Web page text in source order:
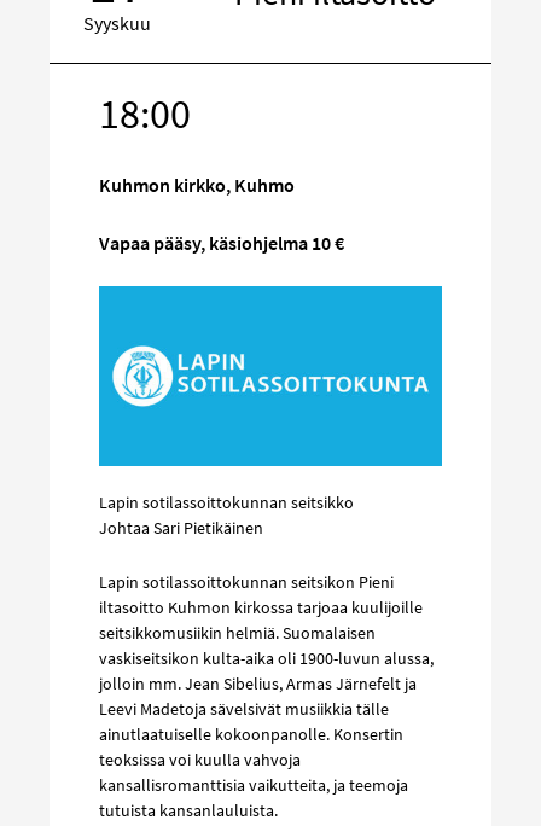
Syyskuu
18:00
Kuhmon kirkko, Kuhmo
Vapaa pääsy, käsiohjelma 10 €
Lapin sotilassoittokunnan seitsikko
Johtaa Sari Pietikäinen
Lapin sotilassoittokunnan seitsikon Pieni
iltasoitto Kuhmon kirkossa tarjoaa kuulijoille
seitsikkomusiikin helmiä. Suomalaisen
vaskiseitsikon kulta-aika oli 1900-luvun alussa,
jolloin mm. Jean Sibelius, Armas Järnefelt ja
Leevi Madetoja sävelsivät musiikkia tälle
ainutlaatuiselle kokoonpanolle. Konsertin
teoksissa voi kuulla vahvoja
kansallisromanttisia vaikutteita, ja teemoja
tutuista kansanlauluista.